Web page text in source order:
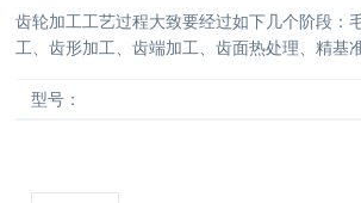
齿轮加工工艺过程大致要经过如下几个阶段：
工、齿形加工、齿端加工、齿面热处理、精基
型号：